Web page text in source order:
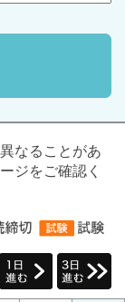
なることがあ
ジをご確認く